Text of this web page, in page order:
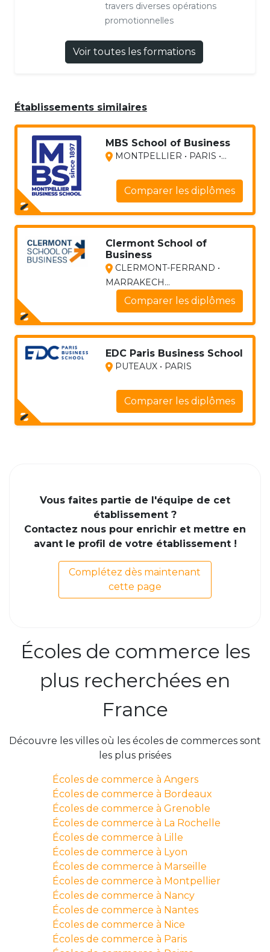
travers diverses opérations
promotionnelles
Voir toutes les formations
Établissements similaires
MBS School of Business
MONTPELLIER • PARIS •...
Comparer les diplômes
Clermont School of
Business
CLERMONT-FERRAND •
MARRAKECH...
Comparer les diplômes
EDC Paris Business School
PUTEAUX • PARIS
Comparer les diplômes
Vous faites partie de l'équipe de cet
établissement ?
Contactez nous pour enrichir et mettre en
avant le profil de votre établissement !
Complétez dès maintenant
cette page
Écoles de commerce les
plus recherchées en
France
Découvre les villes où les écoles de commerces sont
les plus prisées
Écoles de commerce à Angers
Écoles de commerce à Bordeaux
Écoles de commerce à Grenoble
Écoles de commerce à La Rochelle
Écoles de commerce à Lille
Écoles de commerce à Lyon
Écoles de commerce à Marseille
Écoles de commerce à Montpellier
Écoles de commerce à Nancy
Écoles de commerce à Nantes
Écoles de commerce à Nice
Écoles de commerce à Paris